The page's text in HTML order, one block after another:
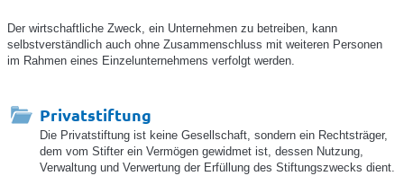
Der wirtschaftliche Zweck, ein Unternehmen zu betreiben, kann
selbstverständlich auch ohne Zusammenschluss mit weiteren Personen
im Rahmen eines Einzelunternehmens verfolgt werden.
Privatstiftung
Die Privatstiftung ist keine Gesellschaft, sondern ein Rechtsträger,
dem vom Stifter ein Vermögen gewidmet ist, dessen Nutzung,
Verwaltung und Verwertung der Erfüllung des Stiftungszwecks dient.